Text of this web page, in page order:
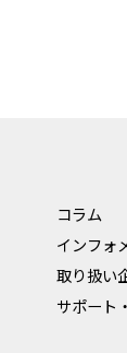
コラム
インフォ
取り扱い
サポート